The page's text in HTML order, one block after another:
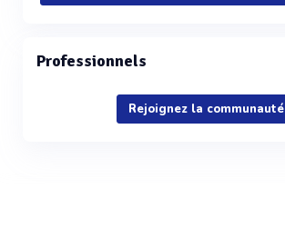
Professionnels
Rejoignez la communauté